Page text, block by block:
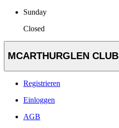
Sunday
Closed
MCARTHURGLEN CLUB
Registrieren
Einloggen
AGB